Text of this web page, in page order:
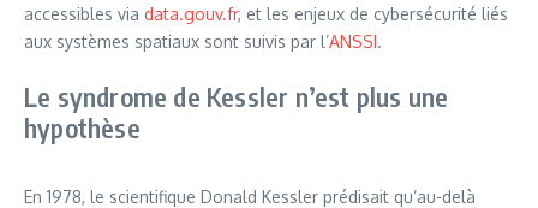
accessibles via data.gouv.fr, et les enjeux de cybersécurité liés
aux systèmes spatiaux sont suivis par l’ANSSI.
Le syndrome de Kessler n’est plus une
hypothèse
En 1978, le scientifique Donald Kessler prédisait qu’au-delà